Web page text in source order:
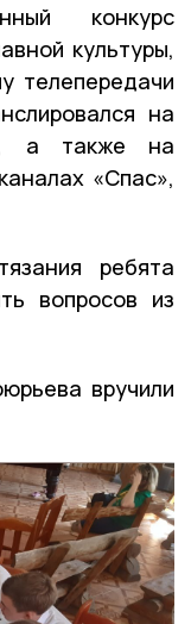
конкурс
культуры,
телепередачи
на
а также на
«Спас»,
ребята
вопросов из
вручили